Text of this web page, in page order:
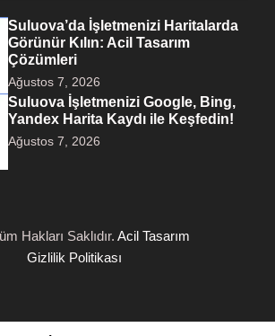
Suluova’da İşletmenizi Haritalarda
Görünür Kılın: Acil Tasarım
Çözümleri
Ağustos 7, 2026
Suluova İşletmenizi Google, Bing,
Yandex Harita Kaydı ile Keşfedin!
Ağustos 7, 2026
Hakları Saklıdır. Acil Tasarım
Gizlilik Politikası